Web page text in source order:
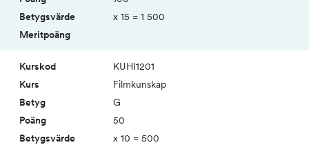
x 15 = 1 500
KUHI1201
Film­kunskap
G
50
x 10 = 500